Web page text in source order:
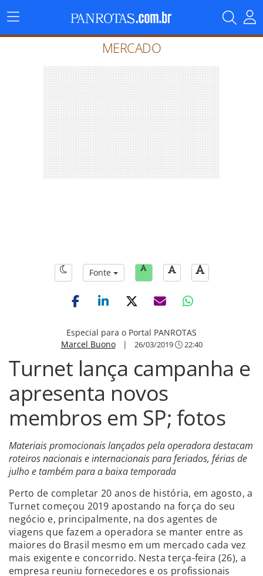
Menu
Principal
MERCADO
Fonte
Especial para o Portal PANROTAS
Marcel Buono| 26/03/2019 22:40
Turnet lança campanha e
apresenta novos
membros em SP; fotos
Materiais promocionais lançados pela operadora destacam
roteiros nacionais e internacionais para feriados, férias de
julho e também para a baixa temporada
Perto de completar 20 anos de história, em agosto, a
Turnet começou 2019 apostando na força do seu
negócio e, principalmente, na dos agentes de
viagens que fazem a operadora se manter entre as
maiores do Brasil mesmo em um mercado cada vez
mais exigente e concorrido. Nesta terça-feira (26), a
empresa reuniu fornecedores e os profissionais